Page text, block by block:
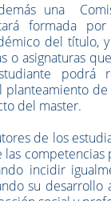
una
formada
del título,
o asignaturas
podrá
planteamiento
del master.
de los
competencias
incidir
su desarrollo